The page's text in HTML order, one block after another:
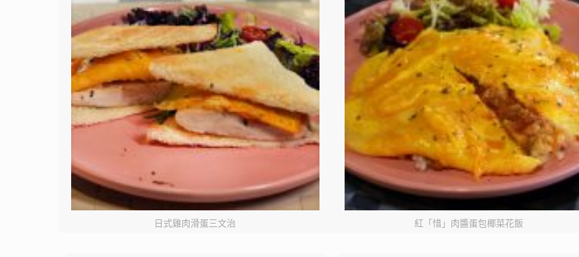
日式雞肉滑蛋三文治 紅「惜」肉醬蛋包椰菜花飯